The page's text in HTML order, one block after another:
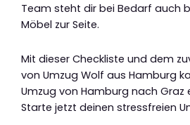
Team steht dir bei Bedarf auch
Möbel zur Seite.
Mit dieser Checkliste und dem
von Umzug Wolf aus Hamburg
Umzug von Hamburg nach
Starte jetzt deinen stressfreien